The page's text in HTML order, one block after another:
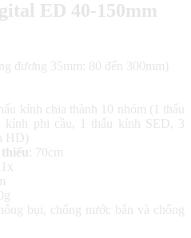
ED 40-150mm
đương 35mm: 80 đến 300mm)
kính chia thành 10 nhóm (1 thấu
kính phi cầu, 1 thấu kính SED, 3
HD)
: 70cm
bụi, chống nước bắn và chống